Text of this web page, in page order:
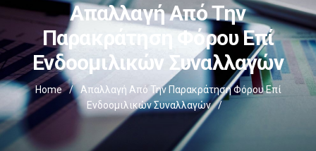
Απαλλαγή Από Την
Παρακράτηση Φόρου Επί
Ενδοομιλικών Συναλλαγών
Home /
Απαλλαγή Από Την Παρακράτηση Φόρου Επί
Ενδοομιλικών Συναλλαγών
/